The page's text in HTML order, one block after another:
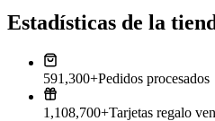
Estadísticas de la
591,300+Pedidos procesados
1,108,700+Tarjetas regalo